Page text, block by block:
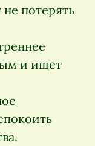
потерять
и ищет